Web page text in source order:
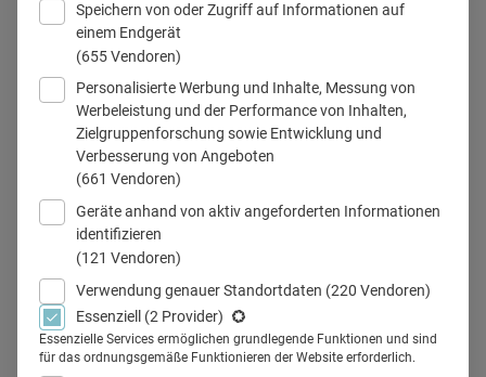
Hausarzt_Tablet_Medizin
Teilen
Wie beurteilen Ärzte ihre wirtschaftliche Lage? Und damit
einhergehend – ihr Budget für Investitionen? Der
Medizinklimaindex (MKI) für den Herbst 2019 gibt
Aufschluss über die Stimmung der Ärzte in Deutschland.
Speichern von oder Zugriff auf Informationen auf
einem Endgerät
(655 Vendoren)
Personalisierte Werbung und Inhalte, Messung von
Werbeleistung und der Performance von Inhalten,
Zielgruppenforschung sowie Entwicklung und
Verbesserung von Angeboten
(661 Vendoren)
Geräte anhand von aktiv angeforderten Informationen
identifizieren
(121 Vendoren)
Verwendung genauer Standortdaten (220 Vendoren)
Essenziell
(2 Provider)
Essenzielle Services ermöglichen grundlegende Funktionen und sind
für das ordnungsgemäße Funktionieren der Website erforderlich.